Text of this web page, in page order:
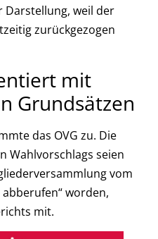
Darstellung, weil der
zurückgezogen
mit
Grundsätzen
das OVG zu. Die
Wahlvorschlags seien
vom
worden,
mit.